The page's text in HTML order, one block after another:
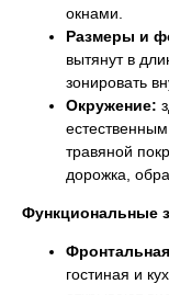
окнами.
Размеры и
вытянут в
зонировать
Окружение:
травяной
дорожка,
Функциональные
гостиная и